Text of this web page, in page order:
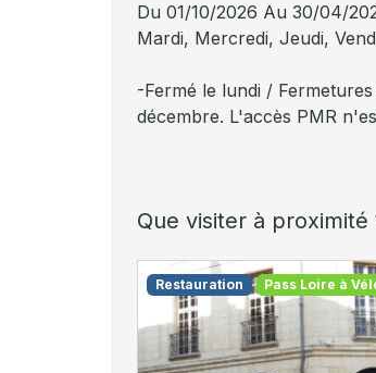
Du 01/10/2026 Au 30/04/
Mardi, Mercredi, Jeudi,
-Fermé le lundi /
décembre. L'accès PMR
Que visiter à proximité
Restauration Pass Loire à